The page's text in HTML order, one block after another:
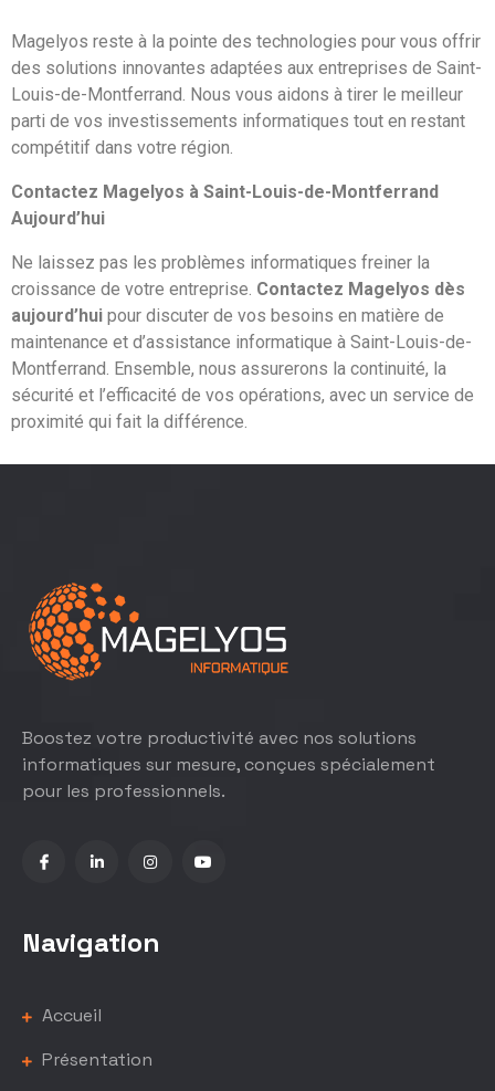
Magelyos reste à la pointe des technologies pour vous offrir
des solutions innovantes adaptées aux entreprises de Saint-
Louis-de-Montferrand. Nous vous aidons à tirer le meilleur
parti de vos investissements informatiques tout en restant
compétitif dans votre région.
Contactez Magelyos à Saint-Louis-de-Montferrand
Aujourd’hui
Ne laissez pas les problèmes informatiques freiner la
croissance de votre entreprise. Contactez Magelyos dès
aujourd’hui pour discuter de vos besoins en matière de
maintenance et d’assistance informatique à Saint-Louis-de-
Montferrand. Ensemble, nous assurerons la continuité, la
sécurité et l’efficacité de vos opérations, avec un service de
proximité qui fait la différence.
Boostez votre productivité avec nos solutions
informatiques sur mesure, conçues spécialement
pour les professionnels.
Navigation
Accueil
Présentation